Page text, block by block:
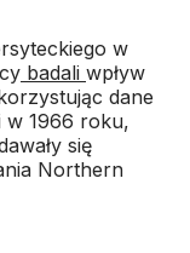
w
badali wpływ
dane
w 1966 roku,
się
Northern